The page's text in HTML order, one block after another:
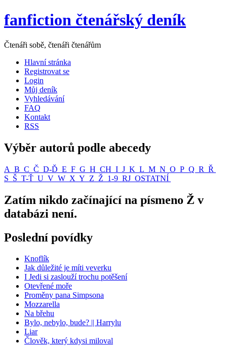
fanfiction čtenářský deník
Čtenáři sobě, čtenáři čtenářům
Hlavní stránka
Registrovat se
Login
Můj deník
Vyhledávání
FAQ
Kontakt
RSS
Výběr autorů podle abecedy
A B C Č D-Ď E F G H CH I J K L M N O P Q R Ř
S Š T-Ť U V W X Y Z Ž 1-9 RJ OSTATNÍ
Zatím nikdo začínající na písmeno Ž v
databázi není.
Poslední povídky
Knoflík
Jak důležité je míti veverku
I Jedi si zaslouží trochu potěšení
Otevřené moře
Proměny pana Simpsona
Mozzarella
Na břehu
Bylo, nebylo, bude? || Harrylu
Liar
Člověk, který kdysi miloval